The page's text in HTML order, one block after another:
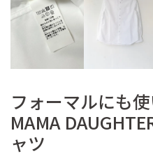
フォーマルにも
MAMA
ャツ